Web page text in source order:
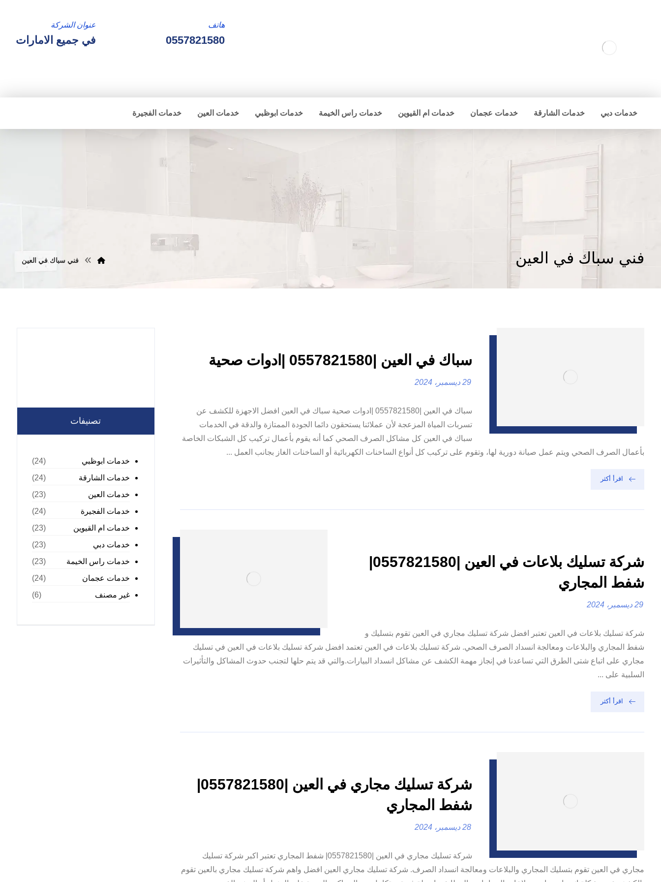
عنوان الشركة
في جميع الامارات
هاتف
0557821580
خدمات دبي خدمات الشارقة خدمات عجمان خدمات ام القيوين خدمات راس الخيمة خدمات ابوظبي خدمات العين خدمات الفجيرة
فني سباك في العين فني سباك في العين
سباك في العين |0557821580 |ادوات صحية
29 ديسمبر، 2024
سباك في العين |0557821580 |ادوات صحية سباك في العين افضل الاجهزة للكشف عن
تسربات المياة المزعجة لأن عملائنا يستحقون دائما الجودة الممتازة والدقة في الخدمات
سباك في العين كل مشاكل الصرف الصحي كما أنه يقوم بأعمال تركيب كل الشبكات الخاصة
بأعمال الصرف الصحي ويتم عمل صيانة دورية لها، وتقوم على تركيب كل أنواع الساخنات الكهربائية أو الساخنات الغاز بجانب العمل ...
اقرأ أكثر
شركة تسليك بلاعات في العين |0557821580|
شفط المجاري
29 ديسمبر، 2024
شركة تسليك بلاعات في العين تعتبر افضل شركة تسليك مجاري في العين تقوم بتسليك و
شفط المجاري والبلاعات ومعالجة انسداد الصرف الصحي. شركة تسليك بلاعات في العين تعتمد افضل شركة تسليك بلاعات في العين في تسليك
مجاري على اتباع شتى الطرق التي تساعدنا في إنجاز مهمة الكشف عن مشاكل انسداد البيارات.والتي قد يتم حلها لتجنب حدوث المشاكل والتأثيرات
السلبية على ...
اقرأ أكثر
شركة تسليك مجاري في العين |0557821580|
شفط المجاري
28 ديسمبر، 2024
شركة تسليك مجاري في العين |0557821580| شفط المجاري تعتبر اكبر شركة تسليك
مجاري في العين تقوم بتسليك المجاري والبلاعات ومعالجة انسداد الصرف. شركة تسليك مجاري العين افضل واهم شركة تسليك مجاري بالعين تقوم
تصنيفات
خدمات ابوظبي
(24)
خدمات الشارقة
(24)
خدمات العين
(23)
خدمات الفجيرة
(24)
خدمات ام القيوين
(23)
خدمات دبي
(23)
خدمات راس الخيمة
(23)
خدمات عجمان
(24)
غير مصنف
(6)